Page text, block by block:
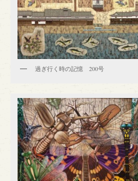
過ぎ行く時の記憶 200号